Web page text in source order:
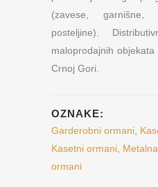
(zavese,
posteljine).
maloprodajnih
Crnoj Gori.
OZNAKE:
Garderobni ormani
Kasetni ormani
ormani